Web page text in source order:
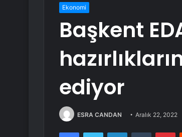
Ekonomi
Başkent
ediyor
ESRA CANDAN Aralık 22, 2022
FacebookTwitter LinkedInTumblr